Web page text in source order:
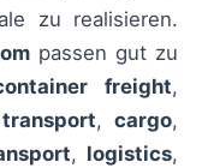
zu realisieren.
passen gut zu
freight,
, cargo,
, logistics,